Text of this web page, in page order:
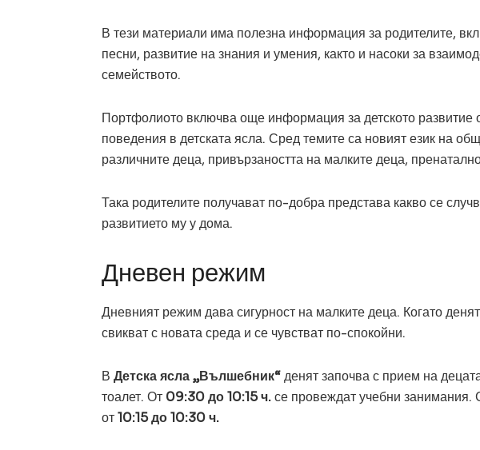
В тези материали има полезна информация за родителите,
песни, развитие на знания и умения, както и насоки за
семейството.
Портфолиото включва още информация за детското развитие
поведения в детската ясла. Сред темите са новият език на
различните деца, привързаността на малките деца,
Така родителите получават по-добра представа какво се
развитието му у дома.
Дневен режим
Дневният режим дава сигурност на малките деца. Когато
свикват с новата среда и се чувстват по-спокойни.
В Детска ясла „Вълшебник“денят започва с прием на
тоалет. От 09:30 до 10:15 ч.се провеждат учебни
от10:15 до 10:30 ч.